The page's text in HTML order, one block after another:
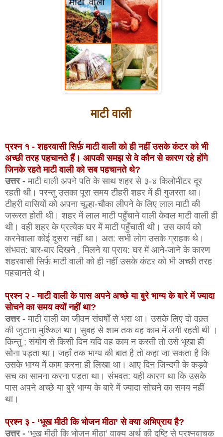
माटी वाली
प्रश्न १ - शहरवासी सिर्फ़ माटी वाली को ही नहीं उसके कंटर को भी
अच्छी तरह पहचानते हैं। आपकी समझ से वे कौन से कारण रहे होंगे
जिनके रहते माटी वाली को सब पहचानते थे?
उत्तर - माटी वाली अपने पति के साथ शहर से ३-४ किलोमीटर दूर
रहती थी। परन्तु उसका पूरा समय टीहरी शहर में ही गुजरता था।
टीहरी वासियों को अपना चूल्हा-चौका लीपने के लिए लाल माटी की
जरूरत होती थी। शहर में लाल माटी पहुँचाने वाली केवल माटी वाली ही
थी। वही शहर के प्रत्येक घर में माटी पहुँचाती थी। उस कार्य को
करनेवाला कोई दूसरा नहीं था। अत: सभी लोग उसके ग्राहक थे।
संभवत: बार-बार दिखने , मिलने या प्राय: घर में आने-जाने के कारण
शहरवासी सिर्फ़ माटी वाली को ही नहीं उसके कंटर को भी अच्छी तरह
पहचानते थे।
प्रश्न २ - माटी वाली के पास अपने अच्छे या बुरे भाग्य के बारे में ज्यादा
सोचने का समय क्यों नहीं था?
उत्तर - माटी वाली का जीवन संघर्षों से भरा था। उसके लिए दो वक़्त
की जुटाना मुश्किल था। सुबह से शाम तक वह काम में लगी रहती थी ।
किन्तु ; संयोग से किसी दिन यदि वह काम न करती तो उसे भूखा ही
सोना पड़ता था। जहाँ तक भाग्य की बात है तो कहा जा सकता है कि
उसके भाग्य में काम करना ही लिखा था। आए दिन ज़िन्दगी के कड़वे
सच का सामना करना पड़ता था। संभवत: यही कारण था कि उसके
पास अपने अच्छे या बुरे भाग्य के बारे में ज्यादा सोचने का समय नहीं
था।
प्रश्न ३ - ‘भूख मीठी कि भोजन मीठा’ से क्या अभिप्राय है?
उत्तर - ‘भूख मीठी कि भोजन मीठा’ वाक्य अर्थ की दृष्टि से प्रश्नवाचक